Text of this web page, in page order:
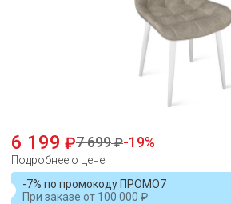
6 199 7 699 19
Подробнее о цене
-7% по промокоду ПРОМО7
При заказе от 100 000